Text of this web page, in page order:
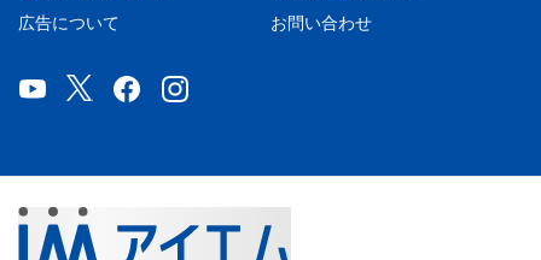
広告について
お問い合わせ